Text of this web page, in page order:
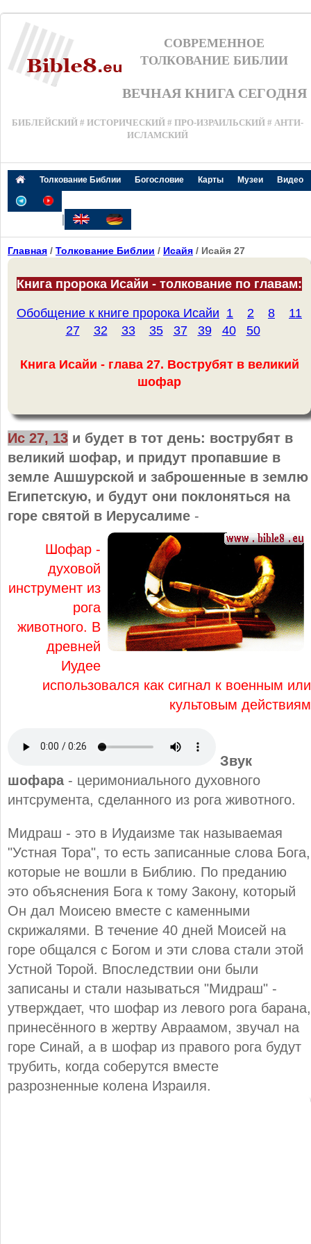
СОВРЕМЕННОЕ
ТОЛКОВАНИЕ БИБЛИИ
ВЕЧНАЯ КНИГА СЕГОДНЯ
БИБЛЕЙСКИЙ # ИСТОРИЧЕСКИЙ # ПРО-ИЗРАИЛЬСКИЙ # АНТИ-
ИСЛАМСКИЙ
Толкование Библии Богословие Карты Музеи Видео
|
Главная / Толкование Библии / Исайя / Исайя 27
Книга пророка Исайи - толкование по главам:
Обобщение к книге пророка Исайи 1 2 8
11
27
32 33 35 37 39 40 50
Книга Исайи - глава 27. Вострубят в великий
шофар
Ис 27, 13 и будет в тот день: вострубят в
великий шофар, и придут пропавшие в
земле Ашшурской и заброшенные в землю
Египетскую, и будут они поклоняться на
горе святой в Иерусалиме -
Шофар -
духовой
инструмент из
рога
животного. В
древней
Иудее
использовался как сигнал к военным или
культовым действиям
Звук
шофара- церимониального духовного
интсрумента, сделанного из рога животного.
Мидраш - это в Иудаизме так называемая
"Устная Тора", то есть записанные слова Бога,
которые не вошли в Библию. По преданию
это объяснения Бога к тому Закону, который
Он дал Моисею вместе с каменными
скрижалями. В течение 40 дней Моисей на
горе общался с Богом и эти слова стали этой
Устной Торой. Впоследствии они были
записаны и стали называться "Мидраш" -
утверждает, что шофар из левого рога барана,
принесённого в жертву Авраамом, звучал на
горе Синай, а в шофар из правого рога будут
трубить, когда соберутся вместе
разрозненные колена Израиля.